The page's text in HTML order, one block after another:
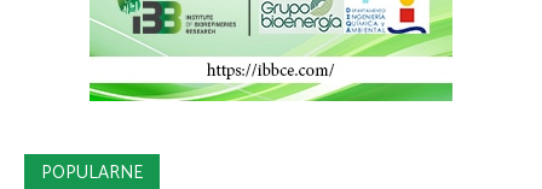
POPULARNE